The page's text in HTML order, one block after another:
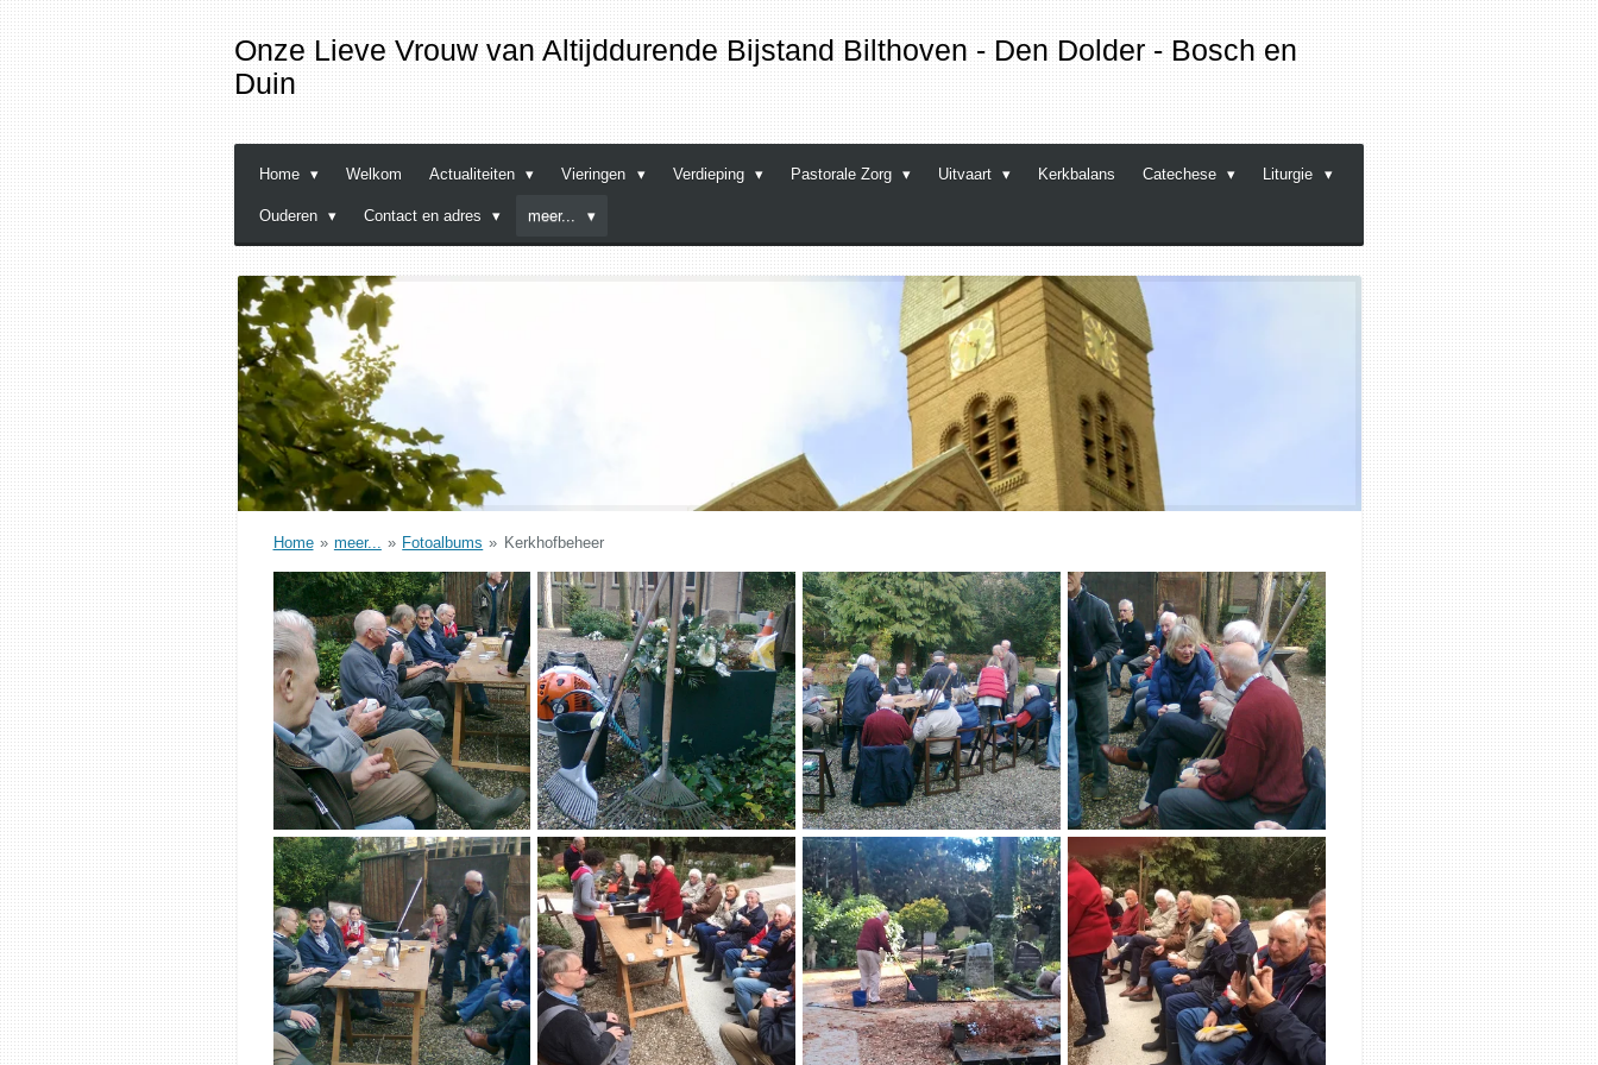
Ga
direct
naar
de
hoofdinhoud
OnzeLieveVrouw van Altijddurende BijstandBilthoven - Den Dolder - Bosch en
Duin
Home Welkom Actualiteiten Vieringen Verdieping Pastorale Zorg Uitvaart Kerkbalans Catechese Liturgie
Ouderen Contact en adres meer...
Home » meer... » Fotoalbums » Kerkhofbeheer